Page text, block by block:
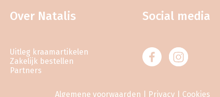
Over Natalis
Uitleg kraamartikelen
Zakelijk bestellen
Partners
Social media
Algemene voorwaarden Privacy Cookies